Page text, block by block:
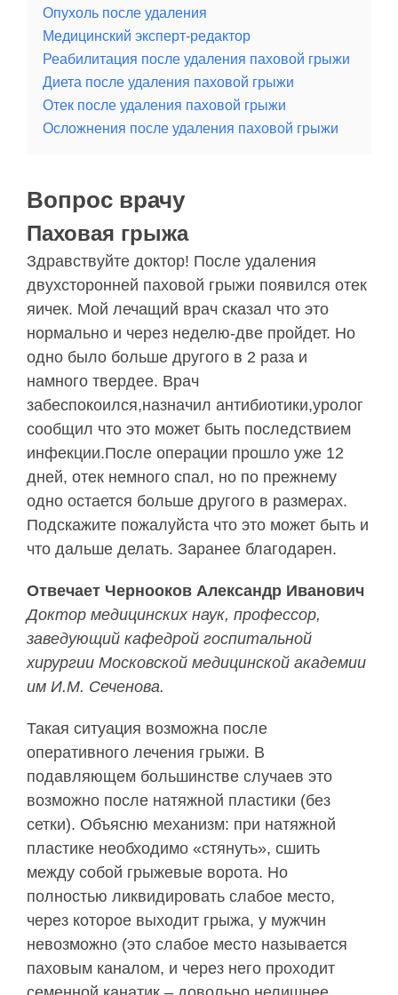
Опухоль после удаления
Медицинский эксперт-редактор
Реабилитация после удаления паховой грыжи
Диета после удаления паховой грыжи
Отек после удаления паховой грыжи
Осложнения после удаления паховой грыжи
Вопрос врачу
Паховая грыжа
Здравствуйте доктор! После удаления
двухсторонней паховой грыжи появился отек
яичек. Мой лечащий врач сказал что это
нормально и через неделю-две пройдет. Но
одно было больше другого в 2 раза и
намного твердее. Врач
забеспокоился,назначил антибиотики,уролог
сообщил что это может быть последствием
инфекции.После операции прошло уже 12
дней, отек немного спал, но по прежнему
одно остается больше другого в размерах.
Подскажите пожалуйста что это может быть и
что дальше делать. Заранее благодарен.
Отвечает Чернооков Александр Иванович
Доктор медицинских наук, профессор,
заведующий кафедрой госпитальной
хирургии Московской медицинской академии
им И.М. Сеченова.
Такая ситуация возможна после
оперативного лечения грыжи. В
подавляющем большинстве случаев это
возможно после натяжной пластики (без
сетки). Объясню механизм: при натяжной
пластике необходимо «стянуть», сшить
между собой грыжевые ворота. Но
полностью ликвидировать слабое место,
через которое выходит грыжа, у мужчин
невозможно (это слабое место называется
паховым каналом, и через него проходит